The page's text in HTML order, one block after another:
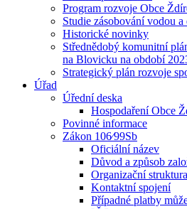
Program rozvoje Obce
Studie zásobování vodou
Historické novinky
Střednědobý komunitní
na Blovicku na období
Strategický plán rozvoje
Úřad
Úřední deska
Hospodaření Obce
Povinné informace
Zákon 106⁄99Sb
Oficiální název
Důvod a způsob
Organizační struktura
Kontaktní spojení
Případné platby